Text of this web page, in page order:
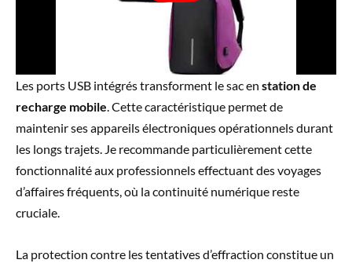
Les ports USB intégrés transforment le sac en station de
recharge mobile. Cette caractéristique permet de
maintenir ses appareils électroniques opérationnels durant
les longs trajets. Je recommande particulièrement cette
fonctionnalité aux professionnels effectuant des voyages
d’affaires fréquents, où la continuité numérique reste
cruciale.
La protection contre les tentatives d’effraction constitue un